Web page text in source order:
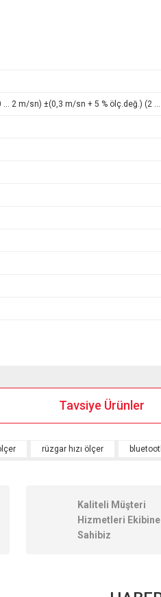
… 2 m/sn) ±(0,3 m/sn + 5 % ölç.değ.) (2
Tavsiye Ürünler
rüzgar hızı ölçer
Kaliteli Müşteri
Hizmetleri Ekibine
Sahibiz